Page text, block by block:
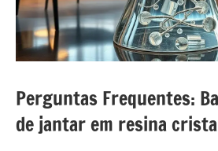
Perguntas Frequentes:
de jantar em resina